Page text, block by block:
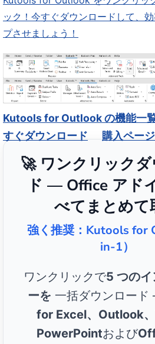
ック！今すぐダウンロードして、
プさせましょう！
Kutools for Outlook の機能一
すぐダウンロード
購入ペー
🚀 ワンクリック
ド — Office アド
べてまとめて
強く推奨：Kutools for
in-1）
ワンクリックで5 つのイ
ーを 一括ダウンロー
for Excel、Outlook、
PowerPointおよび